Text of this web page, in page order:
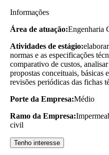
Informações
Área de atuação:Engenharia
Atividades de estágio:
normas e as especificações
comparativo de custos,
propostas conceituais, básicas
revisões periódicas das fichas
Porte da Empresa:Médio
Ramo da Empresa:
civil
Tenho interesse